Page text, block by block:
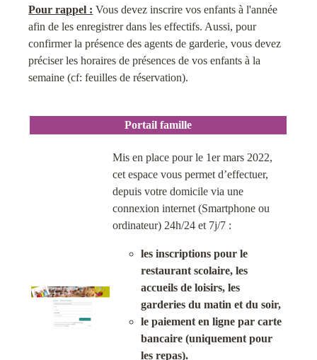
Pour rappel : Vous devez inscrire vos enfants à l'année
afin de les enregistrer dans les effectifs. Aussi, pour
confirmer la présence des agents de garderie, vous devez
préciser les horaires de présences de vos enfants à la
semaine (cf: feuilles de réservation).
Portail famille
Mis en place pour le 1er mars 2022,
cet espace vous permet d’effectuer,
depuis votre domicile via une
connexion internet (Smartphone ou
ordinateur) 24h/24 et 7j/7 :
les inscriptions pour le
restaurant scolaire, les
accueils de loisirs, les
garderies du matin et du soir,
le paiement en ligne par carte
bancaire (uniquement pour
les repas).